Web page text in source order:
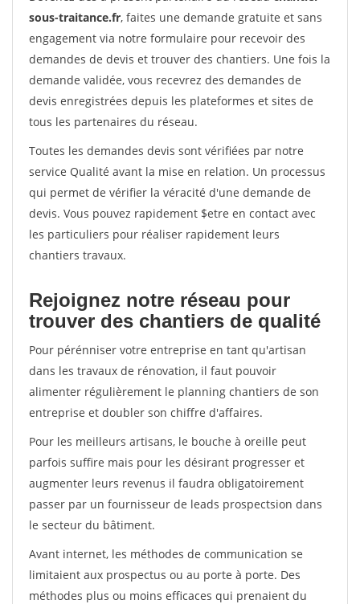
sous-traitance.fr, faites une demande gratuite et sans
engagement via notre formulaire pour recevoir des
demandes de devis et trouver des chantiers. Une fois la
demande validée, vous recevrez des demandes de
devis enregistrées depuis les plateformes et sites de
tous les partenaires du réseau.
Toutes les demandes devis sont vérifiées par notre
service Qualité avant la mise en relation. Un processus
qui permet de vérifier la véracité d'une demande de
devis. Vous pouvez rapidement $etre en contact avec
les particuliers pour réaliser rapidement leurs
chantiers travaux.
Rejoignez notre réseau pour
trouver des chantiers de qualité
Pour pérénniser votre entreprise en tant qu'artisan
dans les travaux de rénovation, il faut pouvoir
alimenter régulièrement le planning chantiers de son
entreprise et doubler son chiffre d'affaires.
Pour les meilleurs artisans, le bouche à oreille peut
parfois suffire mais pour les désirant progresser et
augmenter leurs revenus il faudra obligatoirement
passer par un fournisseur de leads prospectsion dans
le secteur du bâtiment.
Avant internet, les méthodes de communication se
limitaient aux prospectus ou au porte à porte. Des
méthodes plus ou moins efficaces qui prenaient du